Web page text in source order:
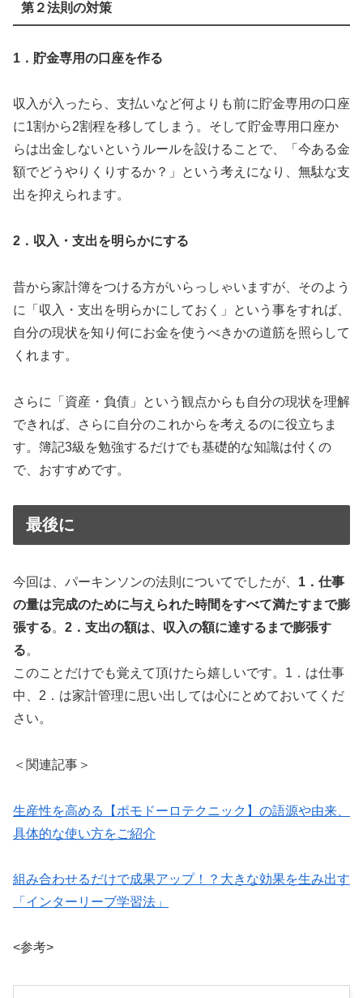
第２法則の対策
1．貯金専用の口座を作る
収入が入ったら、支払いなど何よりも前に貯金専用の口座
に1割から2割程を移してしまう。そして貯金専用口座か
らは出金しないというルールを設けることで、「今ある金
額でどうやりくりするか？」という考えになり、無駄な支
出を抑えられます。
2．収入・支出を明らかにする
昔から家計簿をつける方がいらっしゃいますが、そのよう
に「収入・支出を明らかにしておく」という事をすれば、
自分の現状を知り何にお金を使うべきかの道筋を照らして
くれます。
さらに「資産・負債」という観点からも自分の現状を理解
できれば、さらに自分のこれからを考えるのに役立ちま
す。簿記3級を勉強するだけでも基礎的な知識は付くの
で、おすすめです。
最後に
今回は、パーキンソンの法則についてでしたが、 1．仕事
の量は完成のために与えられた時間をすべて満たすまで膨
張する。 2．支出の額は、収入の額に達するまで膨張す
る。
このことだけでも覚えて頂けたら嬉しいです。1．は仕事
中、2．は家計管理に思い出しては心にとめておいてくだ
さい。
＜関連記事＞
生産性を高める【ポモドーロテクニック】の語源や由来、
具体的な使い方をご紹介
組み合わせるだけで成果アップ！？大きな効果を生み出す
「インターリーブ学習法」
<参考>